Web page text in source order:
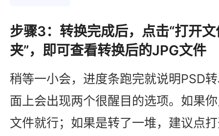
步骤3：转换完成后，点击“打开文
夹”，即可查看转换后的JPG文件
稍等一小会，进度条跑完就说明PSD
面上会出现两个很醒目的选项。如果
文件就行；如果是转了一堆，建议点